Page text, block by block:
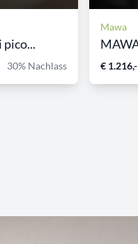
30% Nachlass
Mawa
€ 1.216,-